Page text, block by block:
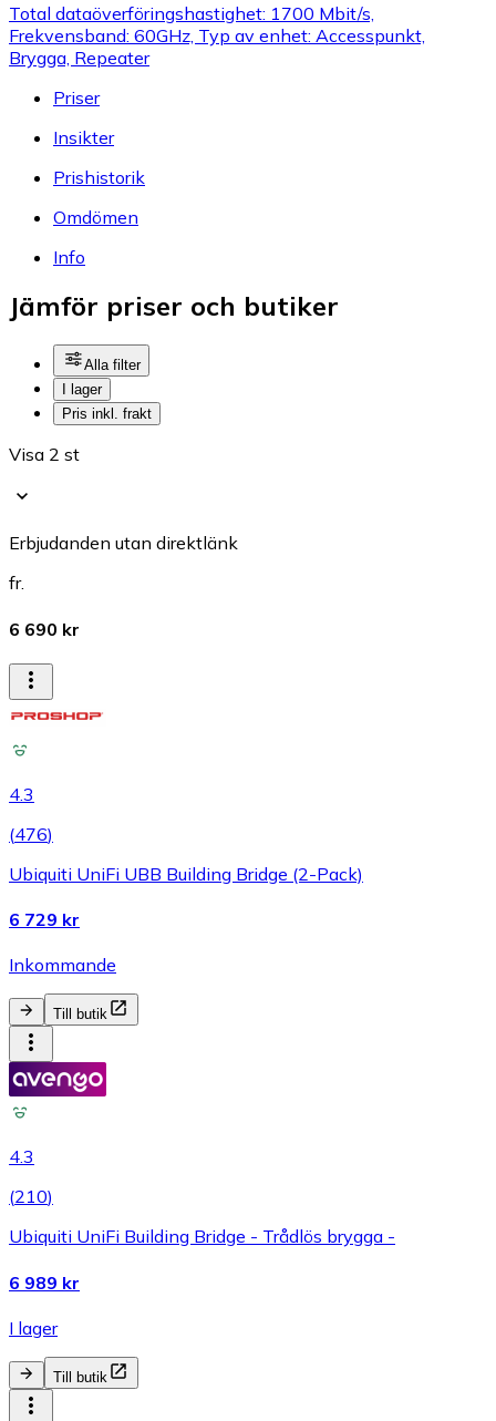
Total dataöverföringshastighet: 1700 Mbit/s,
Frekvensband: 60GHz, Typ av enhet: Accesspunkt,
Brygga, Repeater
Priser
Insikter
Prishistorik
Omdömen
Info
Jämför priser och butiker
Alla filter
I lager
Pris inkl. frakt
Visa 2 st
Erbjudanden utan direktlänk
fr.
6 690 kr
4.3
(476)
Ubiquiti UniFi UBB Building Bridge (2-Pack)
6 729 kr
Inkommande
Till butik
4.3
(210)
Ubiquiti UniFi Building Bridge - Trådlös brygga -
6 989 kr
I lager
Till butik